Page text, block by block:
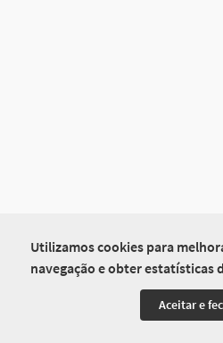
Utilizamos cookies para
navegação e obter estatísticas
Aceitar e